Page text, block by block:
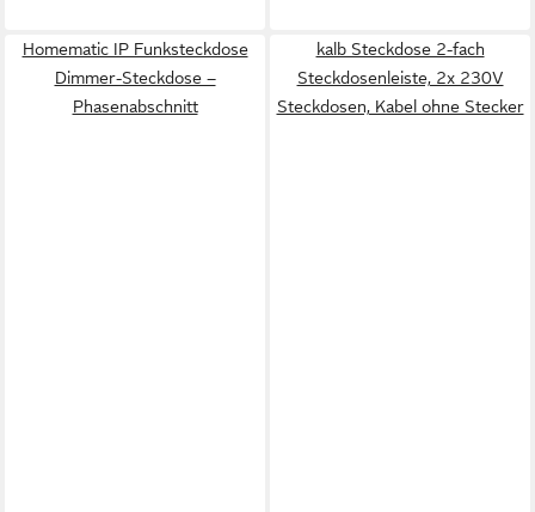
Homematic IP Funksteckdose
Dimmer-Steckdose –
Phasenabschnitt
kalb Steckdose 2-fach
Steckdosenleiste, 2x 230V
Steckdosen, Kabel ohne Stecker